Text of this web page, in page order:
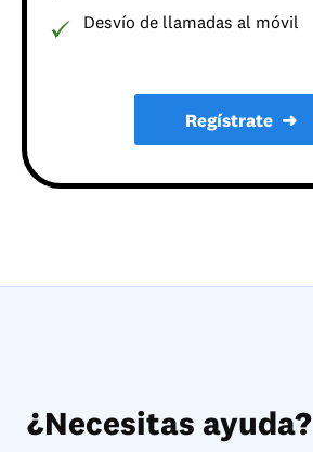
Desvío de llamadas al móvil
➜
¿Necesitas ayuda?